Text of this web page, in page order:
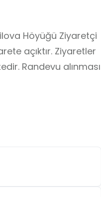
Höyüğü Ziyaretçi
açıktır. Ziyaretler
Randevu alınması